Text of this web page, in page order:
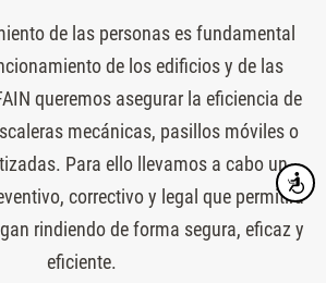
de las personas es fundamental
de los edificios y de las
queremos asegurar la eficiencia de
mecánicas, pasillos móviles o
Para ello llevamos a cabo un
correctivo y legal que permitirá
rindiendo de forma segura, eficaz y
eficiente.